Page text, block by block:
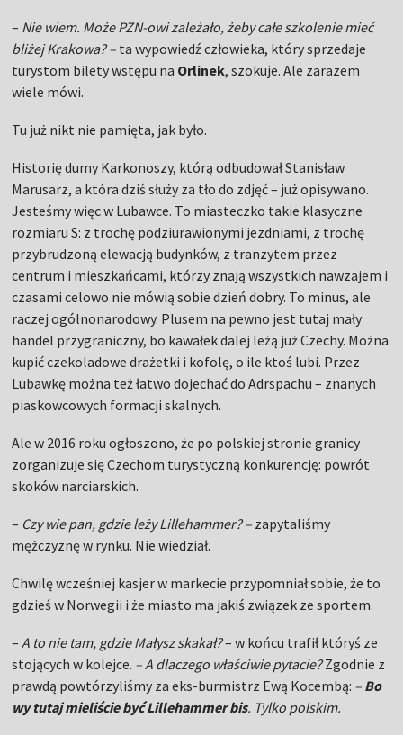
– Nie wiem. Może PZN-owi zależało, żeby całe szkolenie mieć
bliżej Krakowa? – ta wypowiedź człowieka, który sprzedaje
turystom bilety wstępu na Orlinek, szokuje. Ale zarazem
wiele mówi.
Tu już nikt nie pamięta, jak było.
Historię dumy Karkonoszy, którą odbudował Stanisław
Marusarz, a która dziś służy za tło do zdjęć – już opisywano.
Jesteśmy więc w Lubawce. To miasteczko takie klasyczne
rozmiaru S: z trochę podziurawionymi jezdniami, z trochę
przybrudzoną elewacją budynków, z tranzytem przez
centrum i mieszkańcami, którzy znają wszystkich nawzajem i
czasami celowo nie mówią sobie dzień dobry. To minus, ale
raczej ogólnonarodowy. Plusem na pewno jest tutaj mały
handel przygraniczny, bo kawałek dalej leżą już Czechy. Można
kupić czekoladowe drażetki i kofolę, o ile ktoś lubi. Przez
Lubawkę można też łatwo dojechać do Adrspachu – znanych
piaskowcowych formacji skalnych.
Ale w 2016 roku ogłoszono, że po polskiej stronie granicy
zorganizuje się Czechom turystyczną konkurencję: powrót
skoków narciarskich.
– Czy wie pan, gdzie leży Lillehammer? – zapytaliśmy
mężczyznę w rynku. Nie wiedział.
Chwilę wcześniej kasjer w markecie przypomniał sobie, że to
gdzieś w Norwegii i że miasto ma jakiś związek ze sportem.
–A to nie tam, gdzie Małysz skakał?– w końcu trafił któryś ze
stojących w kolejce. – A dlaczego właściwie pytacie?Zgodnie z
prawdą powtórzyliśmy za eks-burmistrz Ewą Kocembą: – Bo
wy tutaj mieliście być Lillehammer bis. Tylko polskim.